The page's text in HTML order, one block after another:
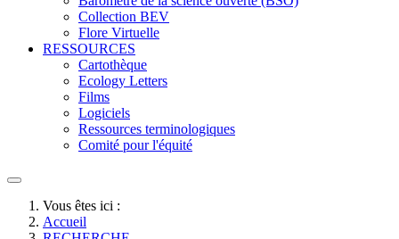
Collection BEV
Flore Virtuelle
RESSOURCES
Cartothèque
Ecology Letters
Films
Logiciels
Ressources terminologiques
Comité pour l'équité
Vous êtes ici :
Accueil